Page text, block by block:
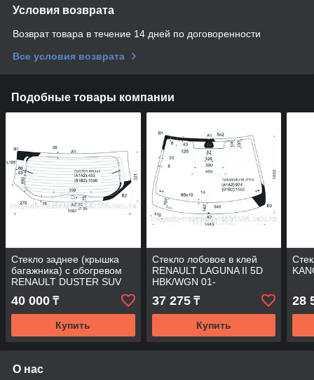
Условия возврата
Возврат товара в течение 14 дней по договоренности
Все условия возврата
Подобные товары компании
Стекло заднее (крышка
багажника) с обогревом
RENAULT DUSTER SUV
40 000 ₸
Купить
Стекло лобовое в клей
RENAULT LAGUNA II 5D
HBK/WGN 01-
37 275₸
Купить
28
О нас